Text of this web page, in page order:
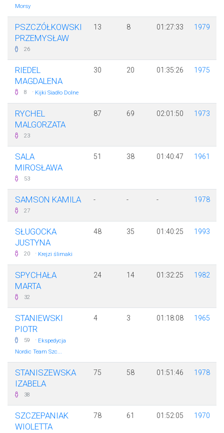
Morsy
PSZCZÓŁKOWSKI
PRZEMYSŁAW
26
13 8 01:27:33 1979
RIEDEL
MAGDALENA
8 · Kijki Siadło Dolne
30 20 01:35:26 1975
RYCHEL
MALGORZATA
23
87 69 02:01:50 1973
SALA
MIROSŁAWA
53
51 38 01:40:47 1961
SAMSON KAMILA
27
- - - 1978
SŁUGOCKA
JUSTYNA
20 · Krejzi ślimaki
48 35 01:40:25 1993
SPYCHAŁA
MARTA
32
24 14 01:32:25 1982
STANIEWSKI
PIOTR
59 · Ekspedycja
Nordic Team Szc...
4 3 01:18:08 1965
STANISZEWSKA
IZABELA
38
75 58 01:51:46 1978
SZCZEPANIAK
WIOLETTA
78 61 01:52:05 1970